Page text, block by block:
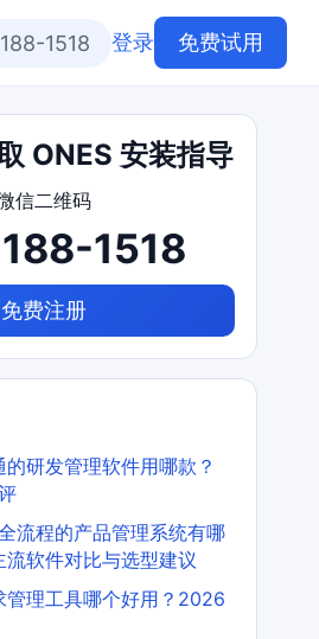
1518 登录 免费试用
ONES 安装指导
1518
免费注册
研发管理软件用哪款？
流程的产品管理系统有哪
软件对比与选型建议
管理工具哪个好用？2026